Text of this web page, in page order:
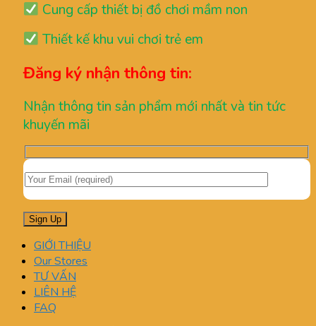
Cung cấp thiết bị đồ chơi mầm non
Thiết kế khu vui chơi trẻ em
Đăng ký nhận thông tin:
Nhận thông tin sản phẩm mới nhất và tin tức
khuyến mãi
GIỚI THIỆU
Our Stores
TƯ VẤN
LIÊN HỆ
FAQ